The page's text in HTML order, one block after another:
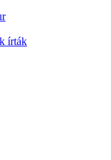
írták